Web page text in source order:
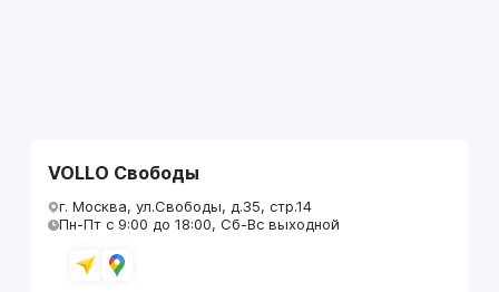
VOLLO Свободы
г. Москва, ул.Свободы, д.35, стр.14
Пн-Пт с 9:00 до 18:00, Сб-Вс выходной